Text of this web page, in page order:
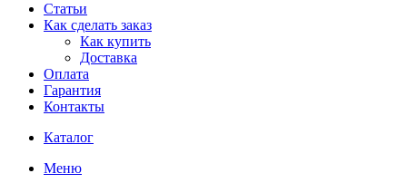
Статьи
Как сделать заказ
Как купить
Доставка
Оплата
Гарантия
Контакты
Каталог
Меню